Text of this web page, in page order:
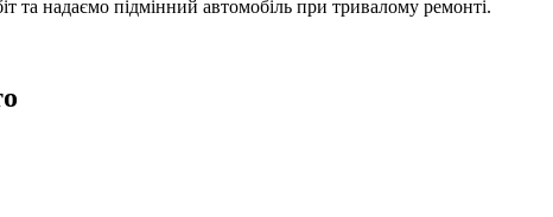
та надаємо підмінний автомобіль при тривалому ремонті.